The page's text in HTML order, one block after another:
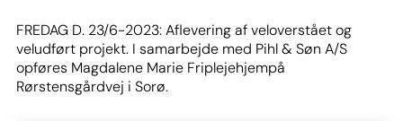
FREDAG D. 23/6-2023: Aflevering af veloverstået og
veludført projekt. I samarbejde med Pihl & Søn A/S
opføres Magdalene Marie Friplejehjempå
Rørstensgårdvej i Sorø.